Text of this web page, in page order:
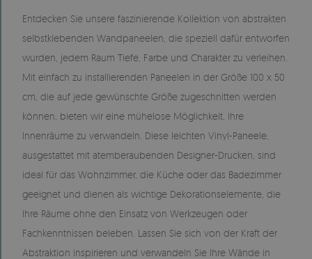
Entdecken Sie unsere faszinierende Kollektion von abstrakten
selbstklebenden Wandpaneelen, die speziell dafür entworfen
wurden, jedem Raum Tiefe, Farbe und Charakter zu verleihen.
Mit einfach zu installierenden Paneelen in der Größe 100 x 50
cm, die auf jede gewünschte Größe zugeschnitten werden
können, bieten wir eine mühelose Möglichkeit, Ihre
Innenräume zu verwandeln. Diese leichten Vinyl-Paneele,
ausgestattet mit atemberaubenden Designer-Drucken, sind
ideal für das Wohnzimmer, die Küche oder das Badezimmer
geeignet und dienen als wichtige Dekorationselemente, die
Ihre Räume ohne den Einsatz von Werkzeugen oder
Fachkenntnissen beleben. Lassen Sie sich von der Kraft der
Abstraktion inspirieren und verwandeln Sie Ihre Wände in